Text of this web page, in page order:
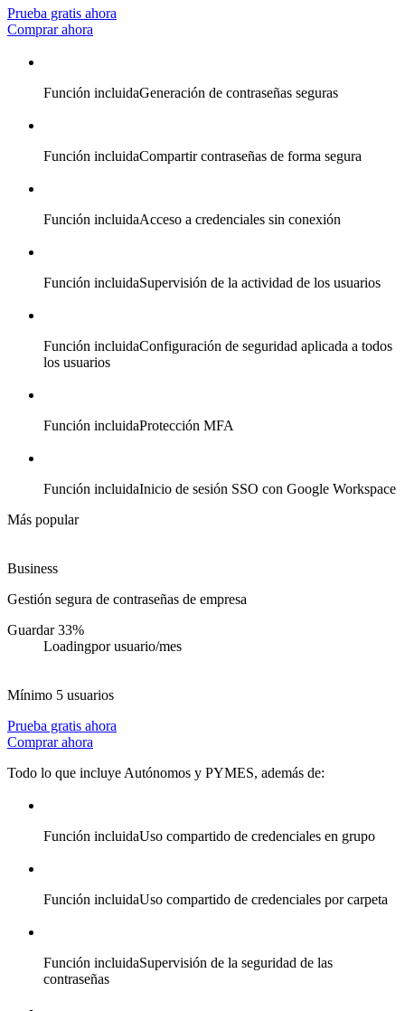
Prueba gratis ahora
Comprar ahora
Función incluidaGeneración de contraseñas seguras
Función incluidaCompartir contraseñas de forma segura
Función incluidaAcceso a credenciales sin conexión
Función incluidaSupervisión de la actividad de los usuarios
Función incluidaConfiguración de seguridad aplicada a todos
los usuarios
Función incluidaProtección MFA
Función incluidaInicio de sesión SSO con Google Workspace
Más popular
Business
Gestión segura de contraseñas de empresa
Guardar 33%
Loadingpor usuario/mes
Mínimo 5 usuarios
Prueba gratis ahora
Comprar ahora
Todo lo que incluye Autónomos y PYMES, además de:
Función incluidaUso compartido de credenciales en grupo
Función incluidaUso compartido de credenciales por carpeta
Función incluidaSupervisión de la seguridad de las
contraseñas